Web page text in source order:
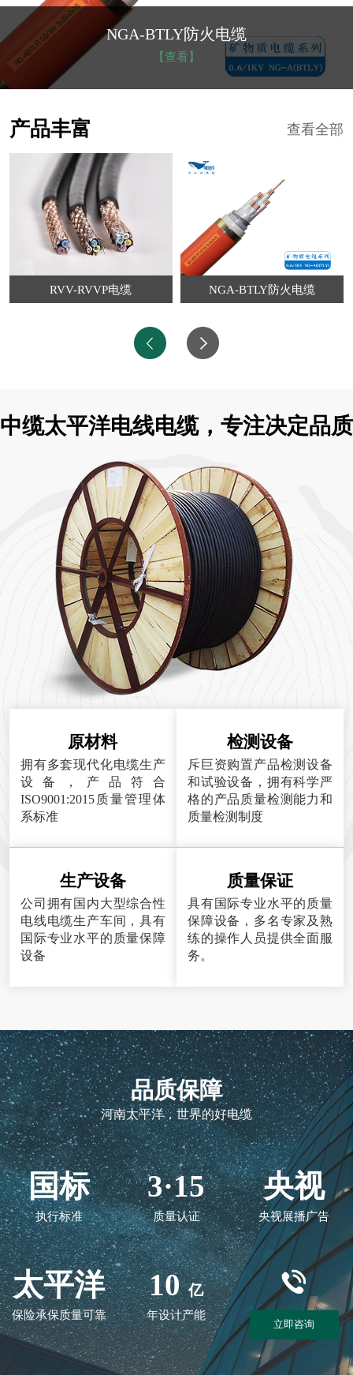
NGA-BTLY防火电缆
【查看】
查看全部
产品丰富
RVV-RVVP电缆 NGA-BTLY防火电缆
中缆太平洋电线电缆，专注决定品质
原材料
拥有多套现代化电缆生产
设备，产品符合
ISO9001:2015质量管理体
系标准
检测设备
斥巨资购置产品检测设备
和试验设备，拥有科学严
格的产品质量检测能力和
质量检测制度
生产设备
公司拥有国内大型综合性
电线电缆生产车间，具有
国际专业水平的质量保障
设备
质量保证
具有国际专业水平的质量
保障设备，多名专家及熟
练的操作人员提供全面服
务。
品质保障
河南太平洋，世界的好电缆
国标
执行标准
3·15
质量认证
央视
央视展播广告
太平洋
保险承保质量可靠
10 亿
年设计产能
立即咨询